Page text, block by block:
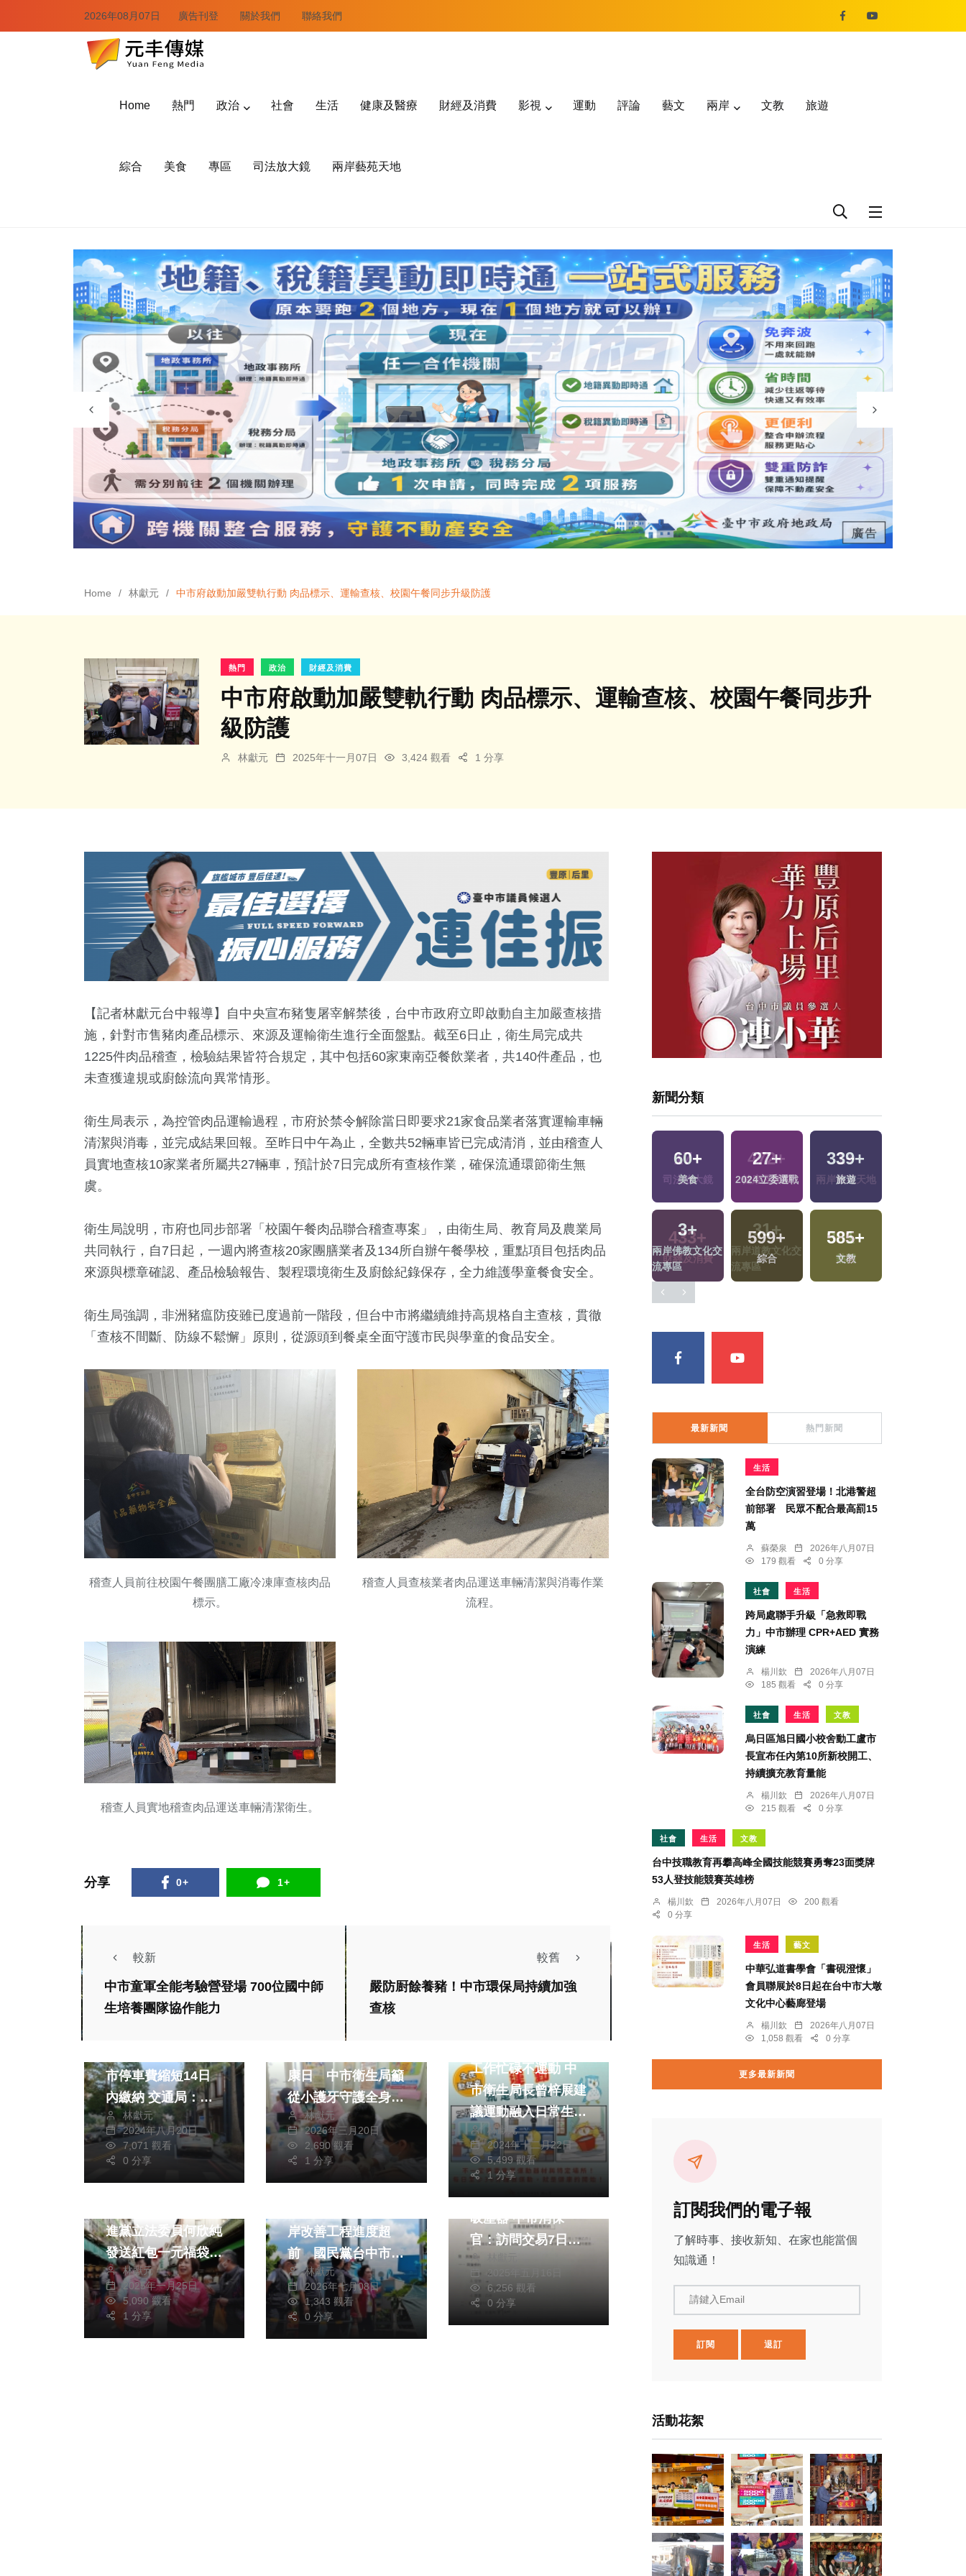
2026年08月07日 廣告刊登 關於我們 聯絡我們
Home 熱門 政治 社會 生活 健康及醫療 財經及消費 影視 運動 評論 藝文 兩岸 文教 旅遊
綜合 美食 專區 司法放大鏡 兩岸藝苑天地
Home 林獻元 中市府啟動加嚴雙軌行動 肉品標示、運輸查核、校園午餐同步升級防護
熱門 政治 財經及消費
中市府啟動加嚴雙軌行動 肉品標示、運輸查核、校園午餐同步升
級防護
林獻元 2025年十一月07日 3,424 觀看 1 分享
【記者林獻元台中報導】自中央宣布豬隻屠宰解禁後，台中市政府立即啟動自主加嚴查核措
施，針對市售豬肉產品標示、來源及運輸衛生進行全面盤點。截至6日止，衛生局完成共
1225件肉品稽查，檢驗結果皆符合規定，其中包括60家東南亞餐飲業者，共140件產品，也
未查獲違規或廚餘流向異常情形。
衛生局表示，為控管肉品運輸過程，市府於禁令解除當日即要求21家食品業者落實運輸車輛
清潔與消毒，並完成結果回報。至昨日中午為止，全數共52輛車皆已完成清消，並由稽查人
員實地查核10家業者所屬共27輛車，預計於7日完成所有查核作業，確保流通環節衛生無
虞。
衛生局說明，市府也同步部署「校園午餐肉品聯合稽查專案」，由衛生局、教育局及農業局
共同執行，自7日起，一週內將查核20家團膳業者及134所自辦午餐學校，重點項目包括肉品
來源與標章確認、產品檢驗報告、製程環境衛生及廚餘紀錄保存，全力維護學童餐食安全。
衛生局強調，非洲豬瘟防疫雖已度過前一階段，但台中市將繼續維持高規格自主查核，貫徹
「查核不間斷、防線不鬆懈」原則，從源頭到餐桌全面守護市民與學童的食品安全。
稽查人員前往校園午餐團膳工廠冷凍庫查核肉品
標示。
稽查人員查核業者肉品運送車輛清潔與消毒作業
流程。
稽查人員實地稽查肉品運送車輛清潔衛生。
分享 0+ 1+
較新
中市童軍全能考驗營登場 700位國中師
生培養團隊協作能力
較舊
嚴防㕑餘養豬！中市環保局持續加強
查核
政治 生活
市停車費縮短14日
內繳納 交通局：鼓
勵線上繳費
林獻元
2024年八月20日
7,071 觀看
0 分享
康日 中市衛生局籲
從小護牙守護全身健
康 林獻元
2026年三月20日
2,690 觀看
1 分享
工作忙碌不運動 中
市衛生局長曾梓展建
議運動融入日常生活
中保持健康
林獻元
2024年十二月22日
5,499 觀看
1 分享
政治 生活
進黨立法委員何欣純
發送紅包一元福袋及
諧音斗方人氣夯
林獻元
2025年一月25日
5,090 觀看
1 分享
政治 生活
岸改善工程進度超
前 國民黨台中市議
員林碧秀：颱風季前
安全排水
林獻元
2026年七月08日
1,343 觀看
0 分享
政治 財經及消費
免費除塵蟎變成推銷
吸塵器 中市消保
官：訪問交易7日內
可解約
2025年五月16日
6,256 觀看
0 分享
新聞分類
+
運動
8+
+
2023金鐘獎
56 +
影視
12+ 910+ 17 + 472+
433+
財經及消費
31+
兩岸道教文化交
流專區
301
60+
美食
27+
2024立委選戰
339+
旅遊
3+
兩岸佛教文化交
流專區
599+
綜合
585+
文教
最新新聞 熱門新聞
生活
全台防空演習登場！北港警超
前部署 民眾不配合最高罰15
萬
蘇榮泉
2026年八月07日
179 觀看
0 分享
社會 生活
跨局處聯手升級「急救即戰
力」中市辦理 CPR+AED 實務
演練
楊川欽
2026年八月07日
185 觀看
0 分享
社會 生活 文教
烏日區旭日國小校舍動工盧市
長宣布任內第10所新校開工、
持續擴充教育量能
楊川欽
2026年八月07日
215 觀看
0 分享
社會 生活 文教
台中技職教育再攀高峰全國技能競賽勇奪23面獎牌
53人登技能競賽英雄榜
楊川欽 2026年八月07日
200 觀看
0 分享
生活 藝文
中華弘道書學會「書硯澄懷」
會員聯展於8日起在台中市大墩
文化中心藝廊登場
楊川欽
2026年八月07日
1,058 觀看
0 分享
更多最新新聞
訂閱我們的電子報
了解時事、接收新知、在家也能當個
知識通！
請鍵入Email
訂閱 退訂
活動花絮